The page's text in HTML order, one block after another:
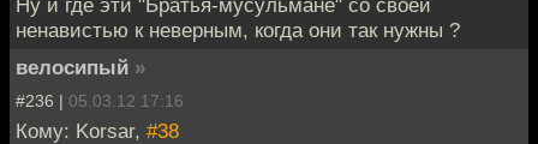
ненавистью к неверным, когда они так нужны ?
велосипый »
#236 | 05.03.12 17:16
Кому: Korsar, #38